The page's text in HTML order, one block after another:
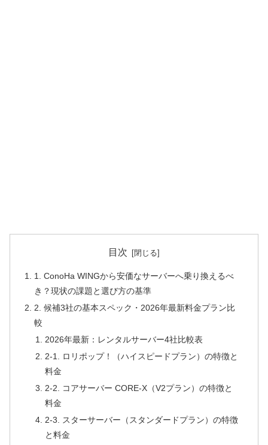
目次
1. ConoHa WINGから安価なサーバーへ乗り換えるべ
き？現状の課題と選び方の基準
2. 候補3社の基本スペック・2026年最新料金プラン比
較
2026年最新：レンタルサーバー4社比較表
2-1. ロリポップ！（ハイスピードプラン）の特徴と
料金
2-2. コアサーバー CORE-X（V2プラン）の特徴と
料金
2-3. スターサーバー（スタンダードプラン）の特徴
と料金